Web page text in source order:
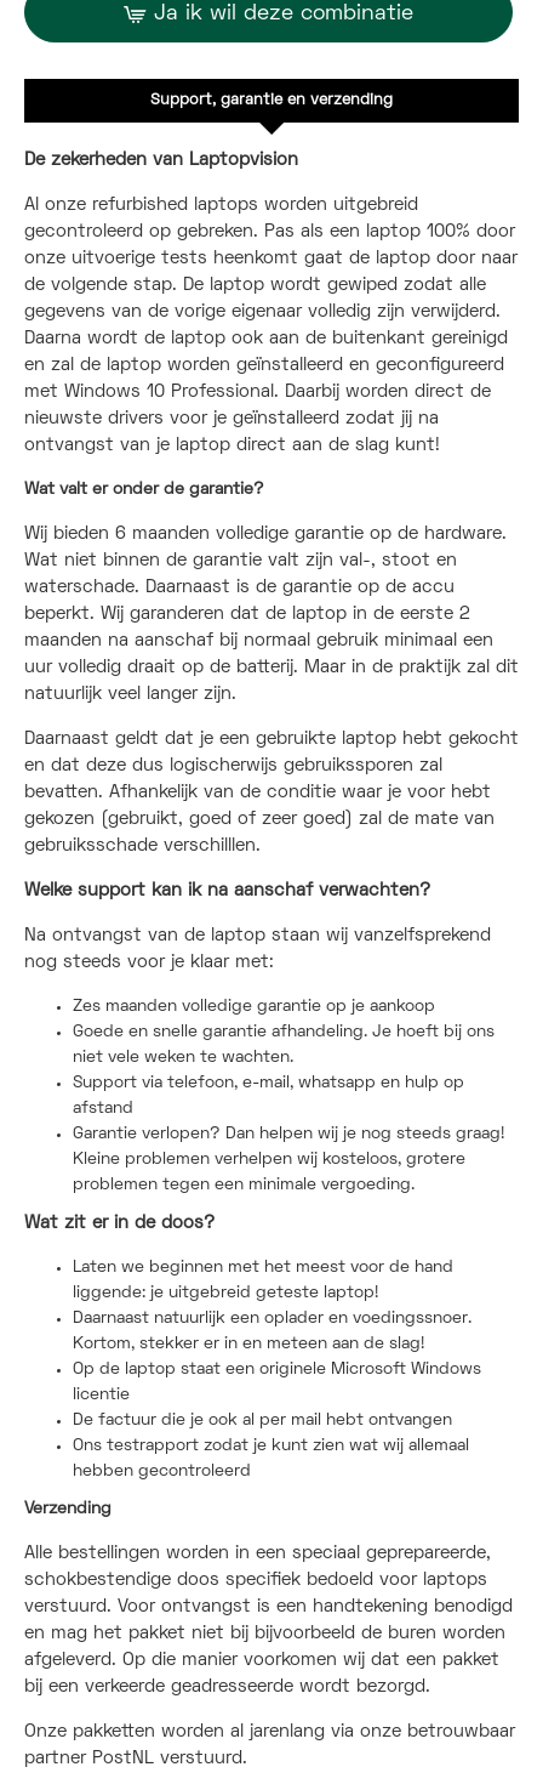
Ja ik wil deze combinatie
Support, garantie en verzending
De zekerheden van Laptopvision
Al onze refurbished laptops worden uitgebreid
gecontroleerd op gebreken. Pas als een laptop 100% door
onze uitvoerige tests heenkomt gaat de laptop door naar
de volgende stap. De laptop wordt gewiped zodat alle
gegevens van de vorige eigenaar volledig zijn verwijderd.
Daarna wordt de laptop ook aan de buitenkant gereinigd
en zal de laptop worden geïnstalleerd en geconfigureerd
met Windows 10 Professional. Daarbij worden direct de
nieuwste drivers voor je geïnstalleerd zodat jij na
ontvangst van je laptop direct aan de slag kunt!
Wat valt er onder de garantie?
Wij bieden 6 maanden volledige garantie op de hardware.
Wat niet binnen de garantie valt zijn val-, stoot en
waterschade. Daarnaast is de garantie op de accu
beperkt. Wij garanderen dat de laptop in de eerste 2
maanden na aanschaf bij normaal gebruik minimaal een
uur volledig draait op de batterij. Maar in de praktijk zal dit
natuurlijk veel langer zijn.
Daarnaast geldt dat je een gebruikte laptop hebt gekocht
en dat deze dus logischerwijs gebruikssporen zal
bevatten. Afhankelijk van de conditie waar je voor hebt
gekozen (gebruikt, goed of zeer goed) zal de mate van
gebruiksschade verschilllen.
Welke support kan ik na aanschaf verwachten?
Na ontvangst van de laptop staan wij vanzelfsprekend
nog steeds voor je klaar met:
Zes maanden volledige garantie op je aankoop
Goede en snelle garantie afhandeling. Je hoeft bij ons
niet vele weken te wachten.
Support via telefoon, e-mail, whatsapp en hulp op
afstand
Garantie verlopen? Dan helpen wij je nog steeds graag!
Kleine problemen verhelpen wij kosteloos, grotere
problemen tegen een minimale vergoeding.
Wat zit er in de doos?
Laten we beginnen met het meest voor de hand
liggende: je uitgebreid geteste laptop!
Daarnaast natuurlijk een oplader en voedingssnoer.
Kortom, stekker er in en meteen aan de slag!
Op de laptop staat een originele Microsoft Windows
licentie
De factuur die je ook al per mail hebt ontvangen
Ons testrapport zodat je kunt zien wat wij allemaal
hebben gecontroleerd
Verzending
Alle bestellingen worden in een speciaal geprepareerde,
schokbestendige doos specifiek bedoeld voor laptops
verstuurd. Voor ontvangst is een handtekening benodigd
en mag het pakket niet bij bijvoorbeeld de buren worden
afgeleverd. Op die manier voorkomen wij dat een pakket
bij een verkeerde geadresseerde wordt bezorgd.
Onze pakketten worden al jarenlang via onze betrouwbaar
partner PostNL verstuurd.